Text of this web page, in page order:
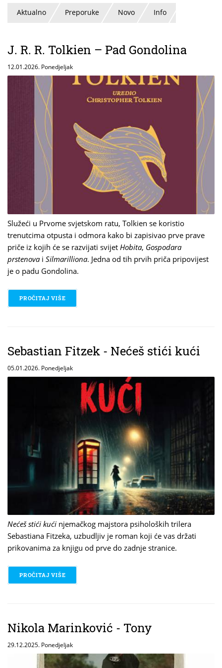
Aktualno Preporuke Novo Info
J. R. R. Tolkien – Pad Gondolina
12.01.2026. Ponedjeljak
Služeći u Prvome svjetskom ratu, Tolkien se koristio
trenutcima otpusta i odmora kako bi zapisivao prve prave
priče iz kojih će se razvijati svijet Hobita, Gospodara
prstenovai Silmarilliona. Jedna od tih prvih priča pripovijest
je o padu Gondolina.
PROČITAJ VIŠE
Sebastian Fitzek - Nećeš stići kući
05.01.2026. Ponedjeljak
Nećeš stići kući njemačkog majstora psiholoških trilera
Sebastiana Fitzeka, uzbudljiv je roman koji će vas držati
prikovanima za knjigu od prve do zadnje stranice.
PROČITAJ VIŠE
Nikola Marinković - Tony
29.12.2025. Ponedjeljak